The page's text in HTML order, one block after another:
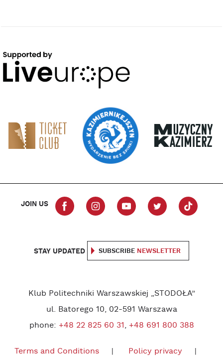
JOIN US
STAY UPDATED SUBSCRIBE NEWSLETTER
Klub Politechniki Warszawskiej „STODOŁA”
ul. Batorego 10, 02-591 Warszawa
phone: +48 22 825 60 31, +48 691 800 388
Terms and Conditions
Policy privacy